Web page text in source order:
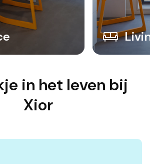
in het leven bij
Xior